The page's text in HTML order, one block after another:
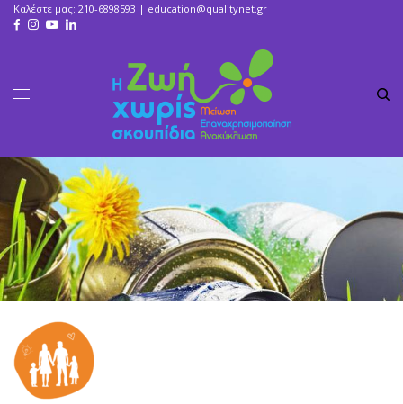
Καλέστε μας: 210-6898593 | education@qualitynet.gr